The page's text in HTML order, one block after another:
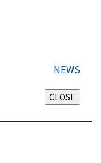
NEWS